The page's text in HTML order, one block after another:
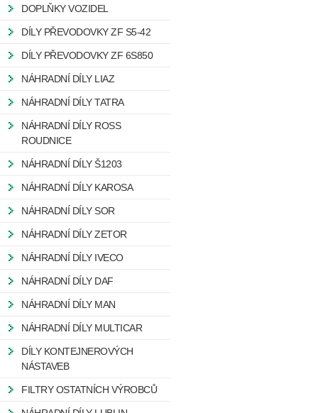
DOPLŇKY VOZIDEL
DÍLY PŘEVODOVKY ZF S5-42
DÍLY PŘEVODOVKY ZF 6S850
NÁHRADNÍ DÍLY LIAZ
NÁHRADNÍ DÍLY TATRA
NÁHRADNÍ DÍLY ROSS
ROUDNICE
NÁHRADNÍ DÍLY Š1203
NÁHRADNÍ DÍLY KAROSA
NÁHRADNÍ DÍLY SOR
NÁHRADNÍ DÍLY ZETOR
NÁHRADNÍ DÍLY IVECO
NÁHRADNÍ DÍLY DAF
NÁHRADNÍ DÍLY MAN
NÁHRADNÍ DÍLY MULTICAR
DÍLY KONTEJNEROVÝCH
NÁSTAVEB
FILTRY OSTATNÍCH VÝROBCŮ